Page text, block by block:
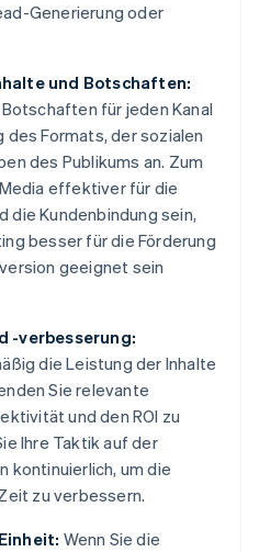
Generierung oder
und Botschaften:
für jeden Kanal
Formats, der sozialen
des Publikums an. Zum
effektiver für die
die Kundenbindung sein,
besser für die Förderung
geeignet sein
-verbesserung:
die Leistung der Inhalte
Sie relevante
und den ROI zu
Ihre Taktik auf der
kontinuierlich, um die
zu verbessern.
Wenn Sie die